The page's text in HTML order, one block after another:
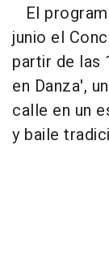
El
junio el
partir de las
en Danza',
calle en un
y baile